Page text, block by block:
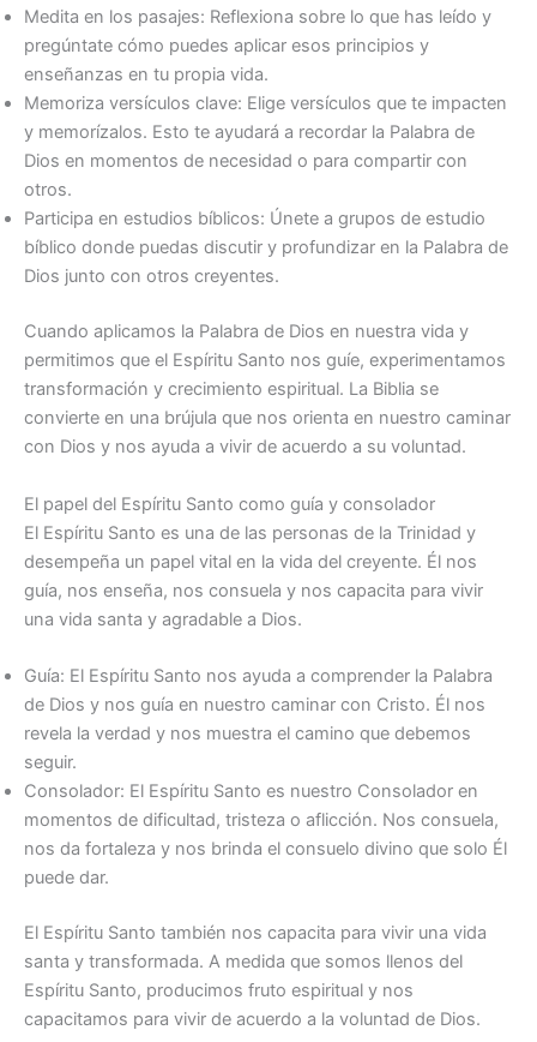
Medita en los pasajes: Reflexiona sobre lo que has leído y
pregúntate cómo puedes aplicar esos principios y
enseñanzas en tu propia vida.
Memoriza versículos clave: Elige versículos que te impacten
y memorízalos. Esto te ayudará a recordar la Palabra de
Dios en momentos de necesidad o para compartir con
otros.
Participa en estudios bíblicos: Únete a grupos de estudio
bíblico donde puedas discutir y profundizar en la Palabra de
Dios junto con otros creyentes.
Cuando aplicamos la Palabra de Dios en nuestra vida y
permitimos que el Espíritu Santo nos guíe, experimentamos
transformación y crecimiento espiritual. La Biblia se
convierte en una brújula que nos orienta en nuestro caminar
con Dios y nos ayuda a vivir de acuerdo a su voluntad.
El papel del Espíritu Santo como guía y consolador
El Espíritu Santo es una de las personas de la Trinidad y
desempeña un papel vital en la vida del creyente. Él nos
guía, nos enseña, nos consuela y nos capacita para vivir
una vida santa y agradable a Dios.
Guía: El Espíritu Santo nos ayuda a comprender la Palabra
de Dios y nos guía en nuestro caminar con Cristo. Él nos
revela la verdad y nos muestra el camino que debemos
seguir.
Consolador: El Espíritu Santo es nuestro Consolador en
momentos de dificultad, tristeza o aflicción. Nos consuela,
nos da fortaleza y nos brinda el consuelo divino que solo Él
puede dar.
El Espíritu Santo también nos capacita para vivir una vida
santa y transformada. A medida que somos llenos del
Espíritu Santo, producimos fruto espiritual y nos
capacitamos para vivir de acuerdo a la voluntad de Dios.